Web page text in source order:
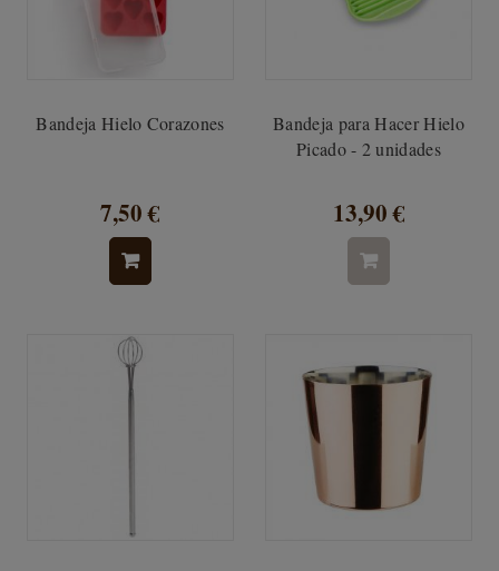
Bandeja Hielo Corazones
7,50 €
Bandeja para Hacer Hielo
Picado - 2 unidades
13,90 €